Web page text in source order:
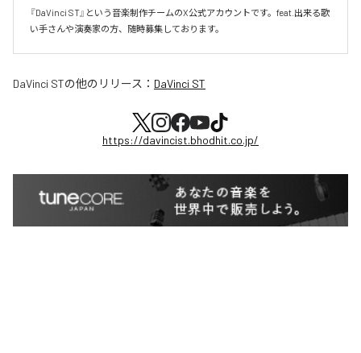
『DaVinci ST』という音楽制作チームのX公式アカウントです。feat.出来る歌
い手さんや演奏家の方、随時募集しております。
DaVinci STの他のリリース： DaVinci ST
https://davincist.bhodhit.co.jp/